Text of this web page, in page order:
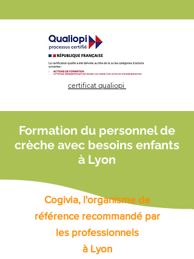
certificat qualiopi
Formation du personnel de
crèche avec besoins enfants
à Lyon
Cogivia, l'organisme de
référence recommandé par
les professionnels
à Lyon